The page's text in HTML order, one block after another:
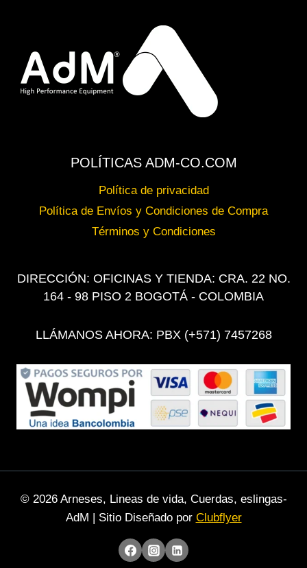
POLÍTICAS ADM-CO.COM
Política de privacidad
Política de Envíos y Condiciones de Compra
Términos y Condiciones
DIRECCIÓN: OFICINAS Y TIENDA: CRA. 22 NO.
164 - 98 PISO 2 BOGOTÁ - COLOMBIA
LLÁMANOS AHORA: PBX (+571) 7457268
© 2026 Arneses, Lineas de vida, Cuerdas, eslingas-
AdM | Sitio Diseñado por Clubflyer